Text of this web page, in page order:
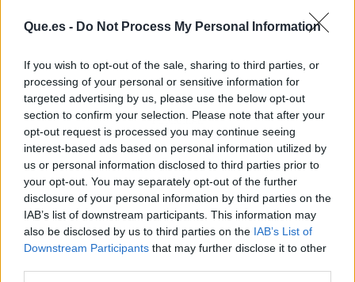
Que.es - Do Not Process My Personal Information
If you wish to opt-out of the sale, sharing to third parties, or
processing of your personal or sensitive information for
targeted advertising by us, please use the below opt-out
section to confirm your selection. Please note that after your
opt-out request is processed you may continue seeing
interest-based ads based on personal information utilized by
us or personal information disclosed to third parties prior to
your opt-out. You may separately opt-out of the further
disclosure of your personal information by third parties on the
IAB’s list of downstream participants. This information may
also be disclosed by us to third parties on the IAB’s List of
Downstream Participants that may further disclose it to other
Publicidad